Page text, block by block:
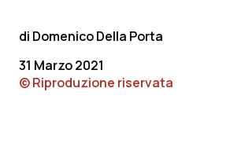
Domenico Della Porta
31 Marzo 2021
© Riproduzione riservata